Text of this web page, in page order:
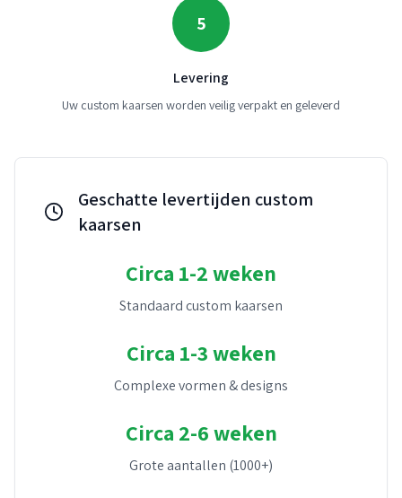
5
Levering
Uw custom kaarsen worden veilig verpakt en geleverd
Geschatte levertijden custom
kaarsen
Circa 1-2 weken
Standaard custom kaarsen
Circa 1-3 weken
Complexe vormen & designs
Circa 2-6 weken
Grote aantallen (1000+)